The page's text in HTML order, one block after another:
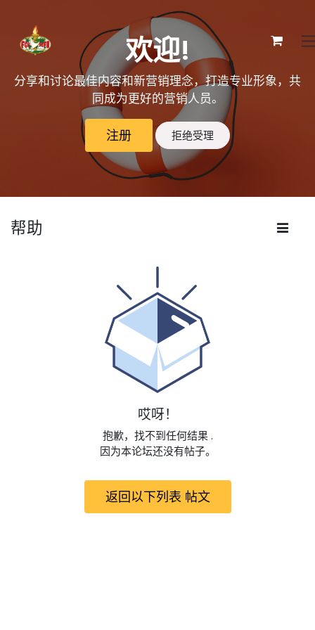
欢迎!
分享和讨论最佳内容和新营销理念，打造专业形象，共
同成为更好的营销人员。
注册 拒绝受理
帮助
哎呀！
抱歉，找不到任何结果.
因为本论坛还没有帖子。
返回以下列表 帖文